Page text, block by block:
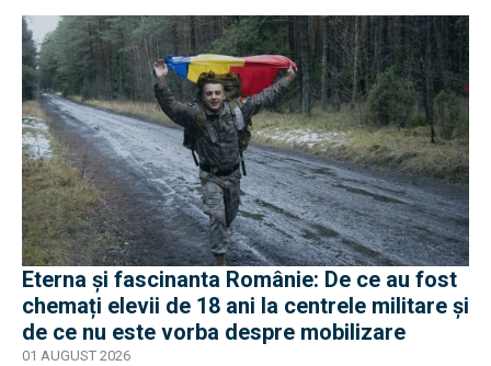
Eterna și fascinanta Românie: De ce au fost
chemați elevii de 18 ani la centrele militare și
de ce nu este vorba despre mobilizare
01 AUGUST 2026